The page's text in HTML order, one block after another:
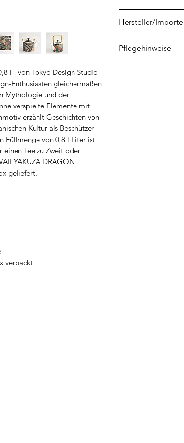
l - von Tokyo Design Studio
Enthusiasten gleichermaßen
Mythologie und der
verspielte Elemente mit
erzählt Geschichten von
Kultur als Beschützer
Füllmenge von 0,8 l Liter ist
einen Tee zu Zweit oder
YAKUZA DRAGON
geliefert.
verpackt
Hersteller/
Marterkoog 4
Pflegehinweise